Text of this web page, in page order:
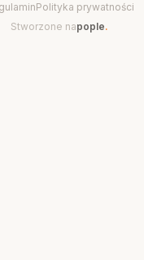
Polityka prywatności
Stworzone napople.